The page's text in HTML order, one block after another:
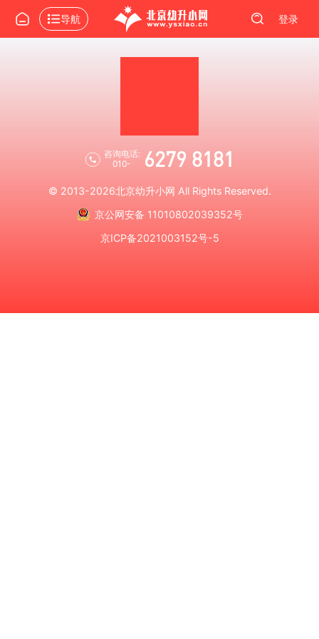
导航 登录
咨询电话:
010-
6279 8181
© 2013-2026北京幼升小网 All Rights Reserved.
京公网安备 11010802039352号
京ICP备2021003152号-5